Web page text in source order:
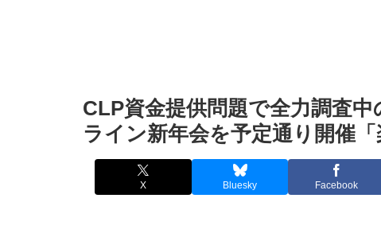
CLP資金提供問題で全力調査
ライン新年会を予定通り開催
X Bluesky Facebook